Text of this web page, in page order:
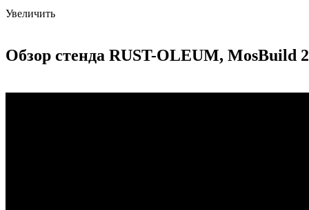
Увеличить
Обзор стенда RUST-OLEUM, MosBuild